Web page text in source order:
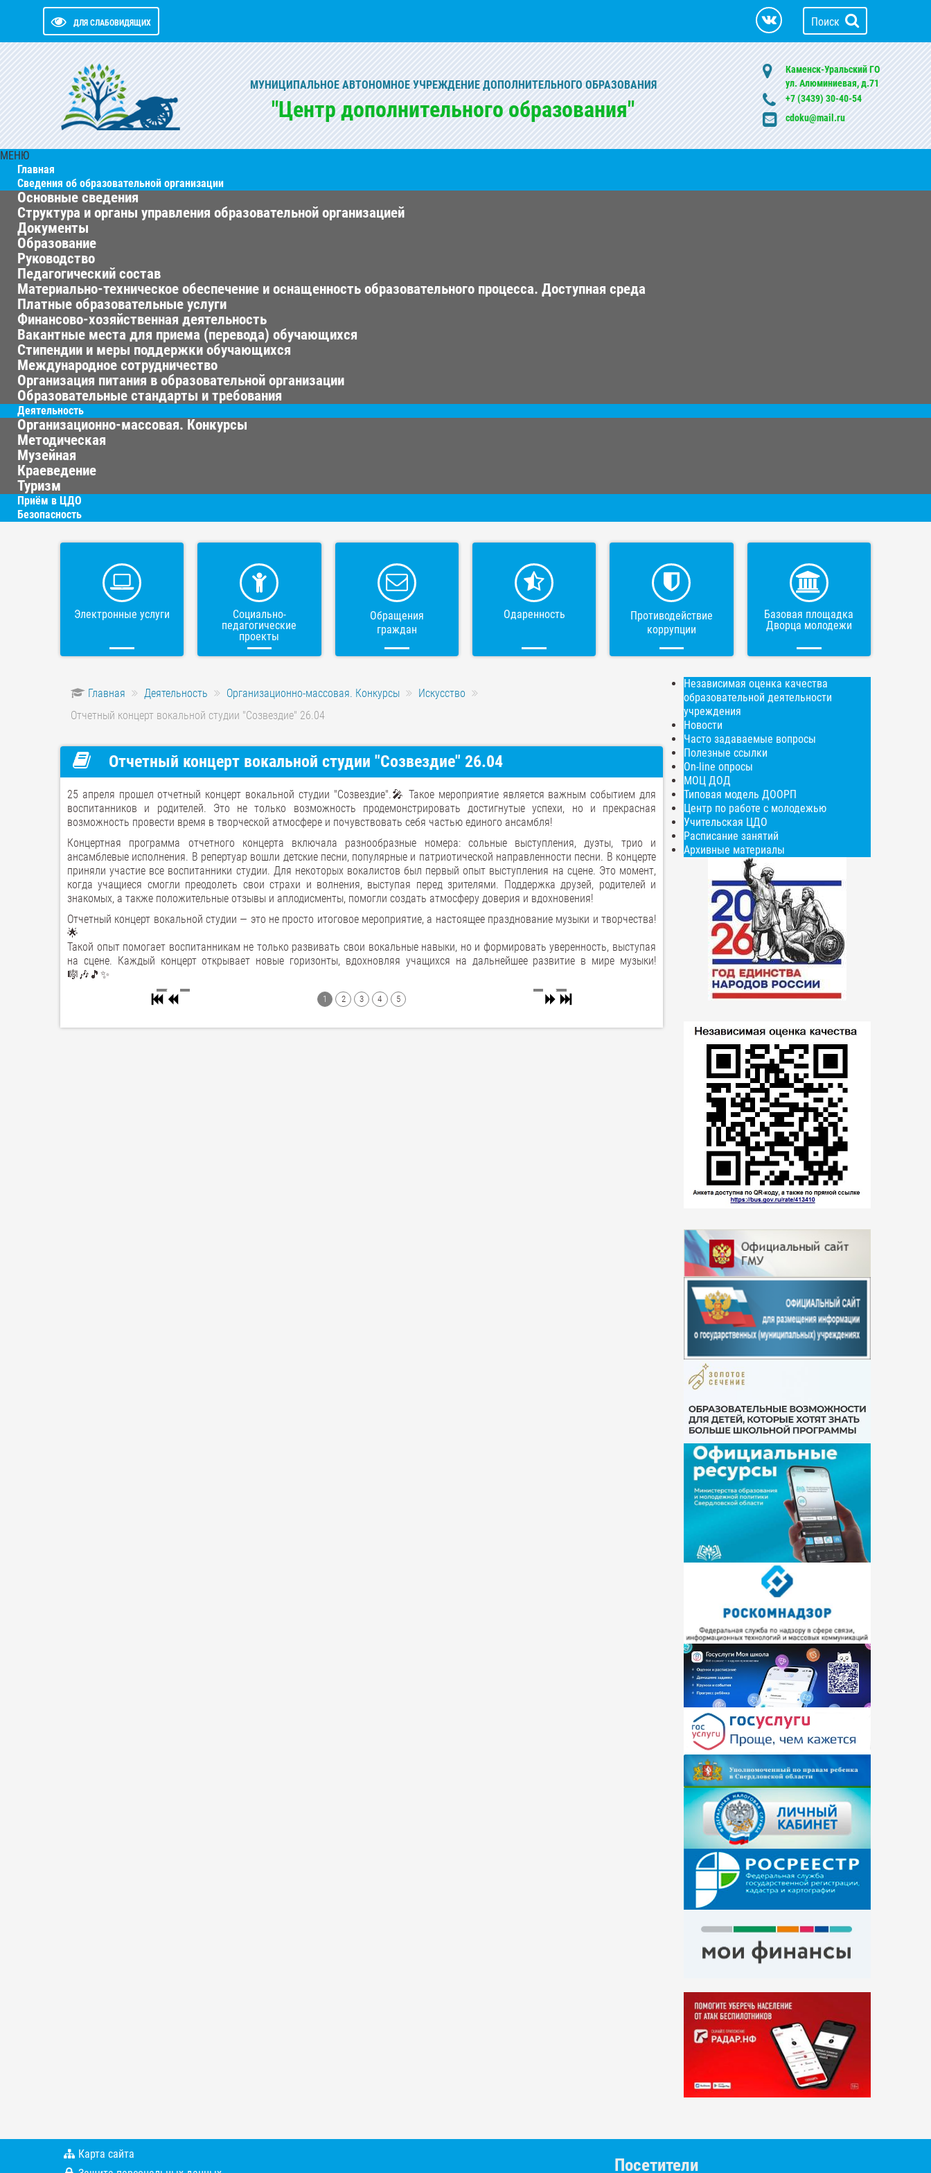
ДЛЯ СЛАБОВИДЯЩИХ Поиск
МУНИЦИПАЛЬНОЕ АВТОНОМНОЕ УЧРЕЖДЕНИЕ ДОПОЛНИТЕЛЬНОГО ОБРАЗОВАНИЯ
"Центр дополнительного образования"
Каменск-Уральский ГО
ул. Алюминиевая, д.71
+7 (3439) 30-40-54
cdoku@mail.ru
МЕНЮ
Главная
Сведения об образовательной организации
Основные сведения
Структура и органы управления образовательной организацией
Документы
Образование
Руководство
Педагогический состав
Материально-техническое обеспечение и оснащенность образовательного процесса. Доступная среда
Платные образовательные услуги
Финансово-хозяйственная деятельность
Вакантные места для приема (перевода) обучающихся
Стипендии и меры поддержки обучающихся
Международное сотрудничество
Организация питания в образовательной организации
Образовательные стандарты и требования
Деятельность
Организационно-массовая. Конкурсы
Методическая
Музейная
Краеведение
Туризм
Приём в ЦДО
Безопасность
Электронные услуги
Социально-
педагогические
проекты
Обращения
граждан
Одаренность
Противодействие
коррупции
Базовая площадка
Дворца молодежи
Главная Деятельность Организационно-массовая. Конкурсы
Искусство
Отчетный концерт вокальной студии "Созвездие" 26.04
Отчетный концерт вокальной студии "Созвездие" 26.04
25 апреля прошел отчетный концерт вокальной студии "Созвездие".🎤 Такое мероприятие является важным событием для
воспитанников и родителей. Это не только возможность продемонстрировать достигнутые успехи, но и прекрасная
возможность провести время в творческой атмосфере и почувствовать себя частью единого ансамбля!
Концертная программа отчетного концерта включала разнообразные номера: сольные выступления, дуэты, трио и
ансамблевые исполнения. В репертуар вошли детские песни, популярные и патриотической направленности песни. В концерте
приняли участие все воспитанники студии. Для некоторых вокалистов был первый опыт выступления на сцене. Это момент,
когда учащиеся смогли преодолеть свои страхи и волнения, выступая перед зрителями. Поддержка друзей, родителей и
знакомых, а также положительные отзывы и аплодисменты, помогли создать атмосферу доверия и вдохновения!
Отчетный концерт вокальной студии — это не просто итоговое мероприятие, а настоящее празднование музыки и творчества!
🌟
Такой опыт помогает воспитанникам не только развивать свои вокальные навыки, но и формировать уверенность, выступая
на сцене. Каждый концерт открывает новые горизонты, вдохновляя учащихся на дальнейшее развитие в мире музыки!
🎼🎶🎵✨
1 2 3 4 5
Независимая оценка качества
образовательной деятельности
учреждения
Новости
Часто задаваемые вопросы
Полезные ссылки
On-line опросы
МОЦ ДОД
Типовая модель ДООРП
Центр по работе с молодежью
Учительская ЦДО
Расписание занятий
Архивные материалы
Карта сайта
Посетители